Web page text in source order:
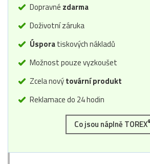
Dopravné zdarma
Doživotní záruka
Úsporatiskových nákladů
Možnost pouze vyzkoušet
Zcela novýtovární produkt
Reklamace do 24 hodin
Co jsou náplně TOREX